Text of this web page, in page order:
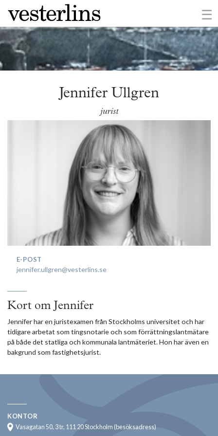
☰
×
Jennifer Ullgren
jurist
E-POST
jennifer.ullgren@vesterlins.se
Kort om Jennifer
Jennifer har en juristexamen från Stockholms universitet och har
tidigare arbetat som tingsnotarie och som förrättningslantmätare
på både det statliga och kommunala lantmäteriet. Hon har även en
bakgrund som fastighetsjurist.
KONTOR
Vasagatan 50, 3 tr, 111 20 Stockholm (besöksadress)